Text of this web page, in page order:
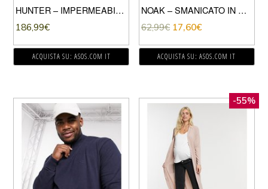
HUNTER – IMPERMEABILE GOMMATO LEGGERO GIALLO
186,99€
ACQUISTA SU: ASOS.COM IT
NOAK – SMANICATO IN NYLON BLU NAVY
62,99€ 17,60€
ACQUISTA SU: ASOS.COM IT
-55%